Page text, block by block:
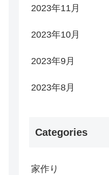
2023年11月
2023年10月
2023年9月
2023年8月
Categories
家作り